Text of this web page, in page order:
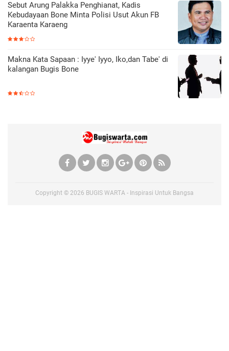
Sebut Arung Palakka Penghianat, Kadis
Kebudayaan Bone Minta Polisi Usut Akun FB
Karaenta Karaeng
Makna Kata Sapaan : Iyye' Iyyo, Iko,dan Tabe' di
kalangan Bugis Bone
Copyright © 2026 BUGIS WARTA - Inspirasi Untuk Bangsa